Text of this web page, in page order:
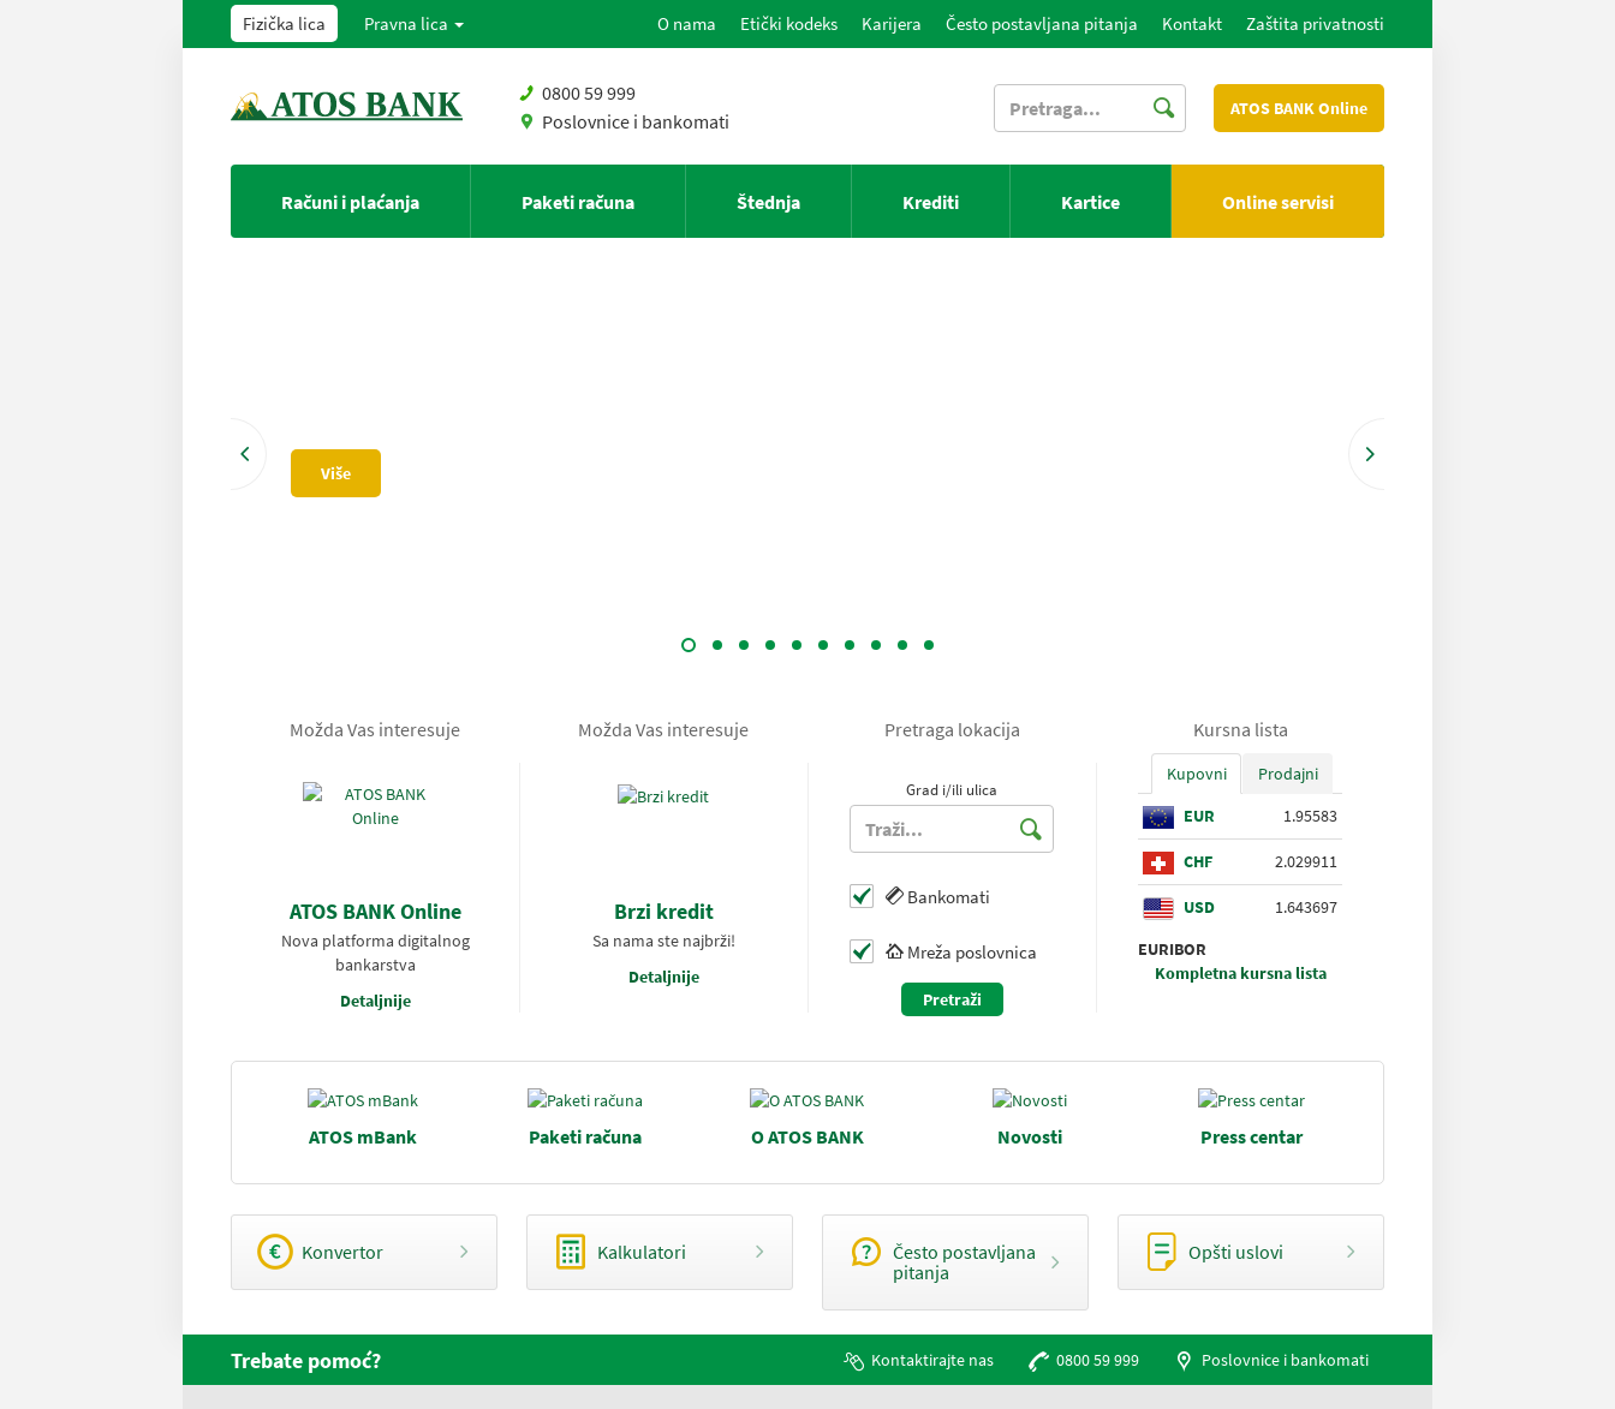
Fizička lica Pravna lica O nama Etički kodeks Karijera Često postavljana pitanja Kontakt Zaštita privatnosti
0800 59 999
Poslovnice i bankomati
ATOS BANK Online
Računi i plaćanja Paketi računa Štednja Krediti Kartice Online servisi
Više
Možda Vas interesuje
ATOS BANK Online
Nova platforma digitalnog
bankarstva
Detaljnije
Možda Vas interesuje
Brzi kredit
Sa nama ste najbrži!
Detaljnije
Pretraga lokacija
Grad i/ili ulica
Bankomati
Mreža poslovnica
Pretraži
Kursna lista
Kupovni
Prodajni
EUR
1.95583
CHF 2.029911
USD
1.643697
EURIBOR
Kompletna kursna lista
ATOS mBank Paketi računa O ATOS BANK Novosti Press centar
Konvertor Kalkulatori
Često postavljana
pitanja
Opšti uslovi
Trebate pomoć? Kontaktirajte nas 0800 59 999 Poslovnice i bankomati